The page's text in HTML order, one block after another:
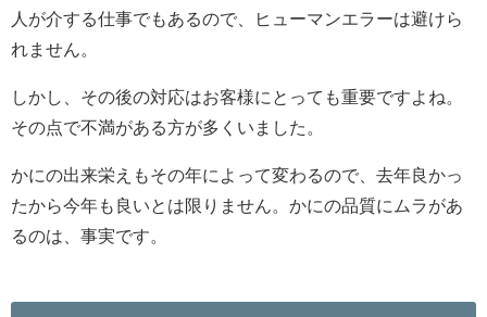
人が介する仕事でもあるので、
ヒューマンエラーは避けら
れません。
しかし、 その後の対応はお客様にとっても重要ですよね。
その点で不満がある方が多くいました。
かにの出来栄えもその年によって変わるので、 去年良かっ
たから今年も良いとは限りません。 かにの品質にムラがあ
るのは、事実です。